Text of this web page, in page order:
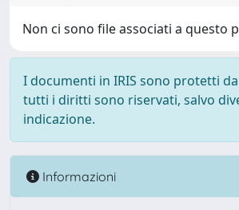
Non ci sono file associati a questo
I documenti in IRIS sono protetti
tutti i diritti sono riservati, salvo
indicazione.
Informazioni